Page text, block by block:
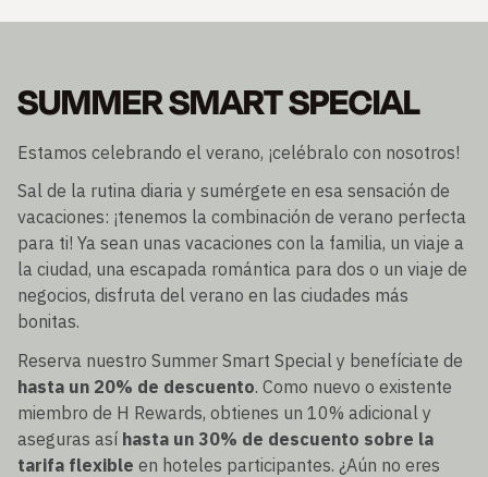
SUMMER SMART SPECIAL
Estamos celebrando el verano, ¡celébralo con nosotros!
Sal de la rutina diaria y sumérgete en esa sensación de
vacaciones: ¡tenemos la combinación de verano perfecta
para ti! Ya sean unas vacaciones con la familia, un viaje a
la ciudad, una escapada romántica para dos o un viaje de
negocios, disfruta del verano en las ciudades más
bonitas.
Reserva nuestro Summer Smart Special y benefíciate de
hasta un 20% de descuento. Como nuevo o existente
miembro de H Rewards, obtienes un 10% adicional y
aseguras así hasta un 30% de descuento sobre la
tarifa flexible en hoteles participantes. ¿Aún no eres